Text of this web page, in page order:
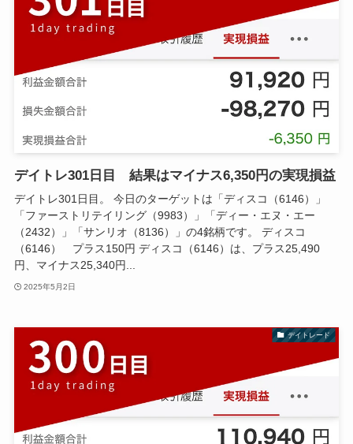
デイトレ301日目 結果はマイナス6,350円の実現損益
デイトレ301日目。 今日のターゲットは「ディスコ（6146）」
「ファーストリテイリング（9983）」「ディー・エヌ・エー
（2432）」「サンリオ（8136）」の4銘柄です。 ディスコ
（6146） プラス150円 ディスコ（6146）は、プラス25,490
円、マイナス25,340円...
2025年5月2日
デイトレード